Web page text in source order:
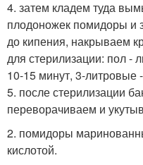
4. затем кладем туда
плодоножек помидоры и
до кипения, накрываем
для стерилизации: пол -
10-15 минут, 3-литровые
5. после стерилизации
переворачиваем и
2. помидоры
кислотой.